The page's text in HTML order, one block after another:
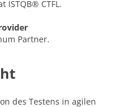
ISTQB® CTFL.
Partner.
des Testens in agilen